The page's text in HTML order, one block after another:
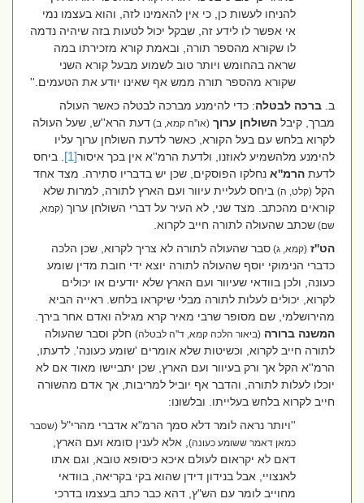
להניחו לעשות כן, כי אין להאמינו לזה, והוא בעצמו נמי
אי אפשר לו לידע זה, שבקל יכול לטעות בזה שיהיה נדמה
לו שקורא מהספר תורה, ובאמת קורא מזכירתו במה
שראה בהחומש ויותר טוב לשמוע מבעל קורא השני
שקורא מהספר תורה ממש אף שאינו יודע את הטעמים.''
ב.ברכה לבטלה:כדי להימנע מברכה לבטלה כאשר העולה
מברך, קיבלהשולחן ערוך(או''ח קמא, ב) דעת הרא''ש, שעל העולה
לקרוא בלחש עם בעל הקורא, כאשר לדעת השולחן ערוך עליו
להימנע מלהשמיע לאוזנו, ולדעת הרמ''א אין בכך איסור[1]. ביחס
לדעתהרמ''אנחלקו הפוסקים, שכן יש בדבריו סתירה. מצד אחד
הקל(קלט, ה) ביחס לעליית עיוור ועם הארץ לתורה, למרות שלא
קוראים מהכתב. מצד שני, לא העיר על דברי השולחן ערוך(קמא,
שם)שכתב שהעולה לתורה חייב לקרוא.
הט''ז(קמא, ג) סבר שהעולה לתורה לא צריך לקרוא, שכן הלכה
כדברי הנימוקי יוסף שהעולה לתורה יוצא ידי חובת מדין שומע
כעונה, ולכן בוודאי שעיוור ועם הארץ שלא יודעים או יכולים
לקרוא, יכולים לעלות לתורה מבלי שיקראו בלחש. ראייה הביא
מהירושלמי, שם מסופר שרבי מאיר קרא מגילה ואדם אחר בירך.
המשנה ברורה (ביאור הלכה קמא, ד''ה לבטלה)חלק וסבר שהעולה
לתורה חייב לקרוא, וכשיטות שלא אומרים 'שומע כעונה'. לדעתו,
הרמ''א הקל אך ורק בעיוור ועם הארץ, שכן יתביישו מאוד אם לא
יוכלו לעלות לתורה, והדבר אף יוביל למריבות, אך אדם מהשורה
חייב לקרוא בלחש בעלייתו. ובלשונו:
ויותר נראה לומר דלא סמך הרמ"א אדברי מהרי"ל(שסבר
כמאן דאמר ששומע כעונה), אלא לענין סומא ועם הארץ,
דאם לא יקראום לעולם איכא כיסופא טובא, וגם אתו
לאנצויי, אבל בנידון דידן שהוא בקי בקריאה, בוודאי
מחוייב לומר עם הש"ץ, דהא כבר כתב בעצמו בדרכי